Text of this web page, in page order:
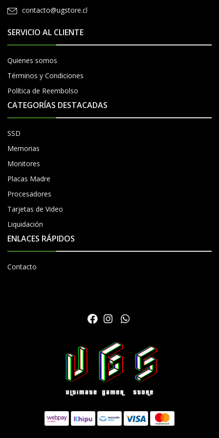
contacto@ugstore.cl
SERVICIO AL CLIENTE
Quienes somos
Términos y Condiciones
Política de Reembolso
CATEGORÍAS DESTACADAS
SSD
Memorias
Monitores
Placas Madre
Procesadores
Tarjetas de Video
Liquidación
ENLACES RÁPIDOS
Contacto